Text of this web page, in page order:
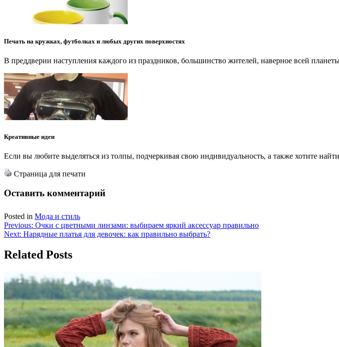
Печать на кружках, футболках и любых других поверхностях
В преддверии наступления каждого из праздников, большинство жителей, наверное всей
Креативные идеи
Если вы любите выделяться из толпы, подчеркивая свою индивидуальность, а также хотите
Страница для печати
Оставить комментарий
Posted in Мода и стиль
Навигация
по
записям
Previous: Очки с цветными линзами: выбираем яркий аксессуар правильно
Next: Нарядные платья для девочек: как правильно выбрать?
Related Posts